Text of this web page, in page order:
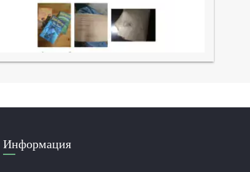
Информация